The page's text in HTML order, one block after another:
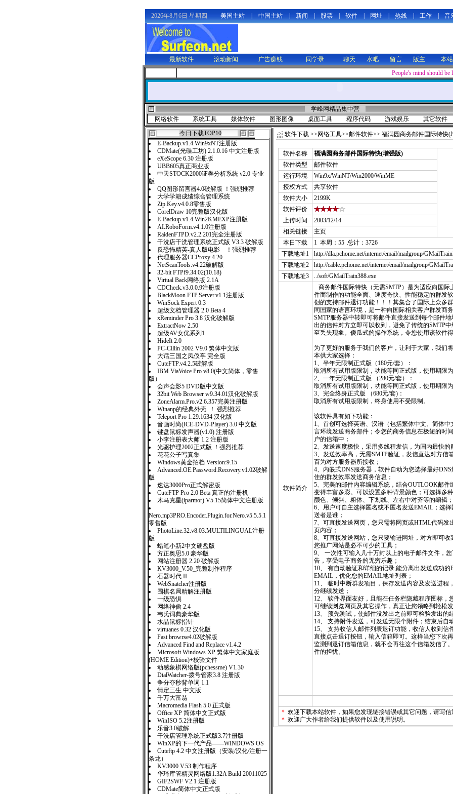
2026年8月6日 星期四 美国主站 中国主站 新闻 股票 软件 网址 热线 工作 音
最新软件
滚动新闻 广告赚钱 同学录 聊天 水吧 留言 版主 本
People's mind should be
学峰网精品集中营
网络软件
系统工具 媒体软件 图形图像 桌面工具 程序代码 游戏娱乐 其它软件
今日下载TOP10
E-Backup.v1.4.Win9xNT注册版
CDMate(光碟工坊) 2.1.0.16 中文注册版
eXeScope 6.30 注册版
UBB605真正商业版
中天STOCK2000证券分析系统 v2.0 专业
版
QQ图形留言器4.0破解版 ！强烈推荐
大学学籍成绩综合管理系统
Zip.Key.v4.0.8零售版
CorelDraw 10完整版汉化版
E-Backup.v1.4.Win2KMEXP注册版
AI.RoboForm.v4.1.0注册版
RaidenFTPD.v2.2.201完全注册版
干洗店干洗管理系统正式版 V3.3 破解版
反恐怖精英-真人版电影 ！强烈推荐
代理服务器CCProxy 4.20
NetScanTools.v4.22破解版
32-bit FTPf9.34.02(10.18)
Virtual Back网络版 2.1A
CDCheck.v3.0.0.9注册版
BlackMoon.FTP.Server.v1.1注册版
WinSock Expert 0.3
超级文档管理器 2.0 Beta 4
xReminder Pro 3.8 汉化破解版
ExtractNow 2.50
超级AV女优系列1
HideIt 2.0
PC-Cillin 2002 V9.0 繁体中文版
大话三国之凤仪亭 完全版
CuteFTP.v4.2.5破解版
IBM ViaVoice Pro v8.0(中文简体，零售
版）
会声会影5 DVD版中文版
32bit Web Browser w9.34.01汉化破解版
ZoneAlarm.Pro.v2.6.357完美注册版
Winanp的经典外壳 ！ 强烈推荐
Teleport Pro 1.29.1634 汉化版
音画时尚(ICE-DVD-Player) 3.0 中文版
键盘鼠标发声器(v1.0) 注册版
小李注册表大师 1.2 注册版
光驱护理2002正式版 ！强烈推荐
花花公子写真集
Windows黄金拍档 Version:9.15
Advanced.OE.Password.Recovery.v1.02破解
版
速达3000Pro正式解密版
CuteFTP Pro 2.0 Beta 真正的注册机
木马克星(iparmor) V5.15简体中文注册版
Nero.mp3PRO.Encoder.Plugin.for.Nero.v5.5.5.1
零售版
PhotoLine.32.v8.03.MULTILINGUAL注册
版
蜡笔小新2中文硬盘版
方正奥思5.0 豪华版
网站注册器 2.20 破解版
KV3000_V.50_完整制作程序
石器时代 II
WebSnatcher注册版
围棋名局精解注册版
一级恐惧
网络神偷 2.4
韦氏词典豪华版
水晶鼠标指针
virtuanes 0.32 汉化版
Fast browrse4.02破解版
Advanced Find and Replace v1.4.2
Microsoft Windows XP 繁体中文家庭版
(HOME Edition)+校验文件
动感象棋网络版(pchessme) V1.30
DialWatcher-拨号管家3.8 注册版
争分夺秒背单词 1.1
情定三生 中文版
千万大富翁
Macromedia Flash 5.0 正式版
Office XP 简体中文正式版
WinISO 5.2注册版
乐音3.0破解
干洗店管理系统正式版3.7注册版
WinXP的下一代产品——WINDOWS OS
Cuteftp 4.2 中文注册版（安装/汉化/注册一
条龙）
KV3000 V.53 制作程序
华琦库管精灵网络版1.32A Build 20011025
GIF2SWF V2.1 注册版
CDMate简体中文正式版
软件下载 >> 网络工具>>邮件软件>> 福满园商务邮件国际特快(
软件名称
福满园商务邮件国际特快(增强版)
软件类型
邮件软件
运行环境
Win9x/WinNT/Win2000/WinME
授权方式
共享软件
软件大小
2199K
软件评价
上传时间
2003/12/14
相关链接
主页
本日下载
1 本周：55 总计：3726
下载地址1
http://dla.pchome.net/internet/email/mailgroup/
下载地址2
http://cable.pchome.net/internet/email/mailgroup/
下载地址3
../soft/GMailTrain388.exe
软件简介
商务邮件国际特快（无需SMTP）是为适应向国际
件而制作的功能全面、速度奇快、性能稳定的群发
创的支持邮件退订功能！！！其集合了国际上众多
同国家的语言环境，是一种向国际相关客户群发商
SMTP服务器中转即可将邮件直接发送到每个邮件
出的信件对方立即可以收到，避免了传统的SMTP
至丢失现象。傻瓜式的操作系统，令您使用该软件得
为了更好的服务于我们的客户，让利于大家，我们
本供大家选择：
1、半年无限制正式版（180元/套）：
取消所有试用版限制，功能等同正式版，使用期限为
2、一年无限制正式版 （280元/套）：
取消所有试用版限制，功能等同正式版，使用期限为
3、完全终身正式版 （680元/套)：
取消所有试用版限制，终身使用不受限制。
该软件具有如下功能：
1、首创可选择英语、汉语（包括繁体中文、简体
言环境发送商务邮件；令您的商务信息在极短的时
户的信箱中；
2、发送速度极快，采用多线程发信，为国内最快的
3、发送效率高，无需SMTP验证，发信直达对方信
百为对方服务器所接收；
4、内嵌式DNS服务器，软件自动为您选择最好
佳的群发效率发送商务信息；
5、完美的邮件内容编辑系统，结合OUTLOOK邮件
变得丰富多彩。可以设置多种背景颜色；可选择多
颜色、倾斜、粗体、下划线、左右中对齐等的编辑；
6、用户可自主选择匿名或不匿名发送EMAIL；选
送者是谁；
7、可直接发送网页，您只需将网页或HTML代码发
页内容；
8、可直接发送网站，您只要输进网址，对方即可
您推广网站是必不可少的工具；
9、 一次性可输入几十万封以上的电子邮件文件，
告，享受电子商务的无穷乐趣；
10、 有自动验证和详细的记录,能分离出发送成功
EMAIL，优化您的EMAIL地址列表；
11、 临时中断群发项目，保存发送内容及发送进程
分继续发送；
12、 软件界面友好，且能在任务栏隐藏程序图标，
可继续浏览网页及其它操作，真正让您领略到轻松
13、 预先测试，使邮件没发出之前即可检验发出的
14、 支持附件发送，可发送无限个附件；结束后自
15、 支持收信人邮件列表退订功能，收信人收到信
直接点击退订按钮，输入信箱即可。这样当您下次
监测到退订信箱信息，就不会再往这个信箱发信了
件的担忧。
＊ 欢迎下载本站软件，如果您发现链接错误或其它问题，请写信
＊ 欢迎广大作者给我们提供软件以及使用说明。